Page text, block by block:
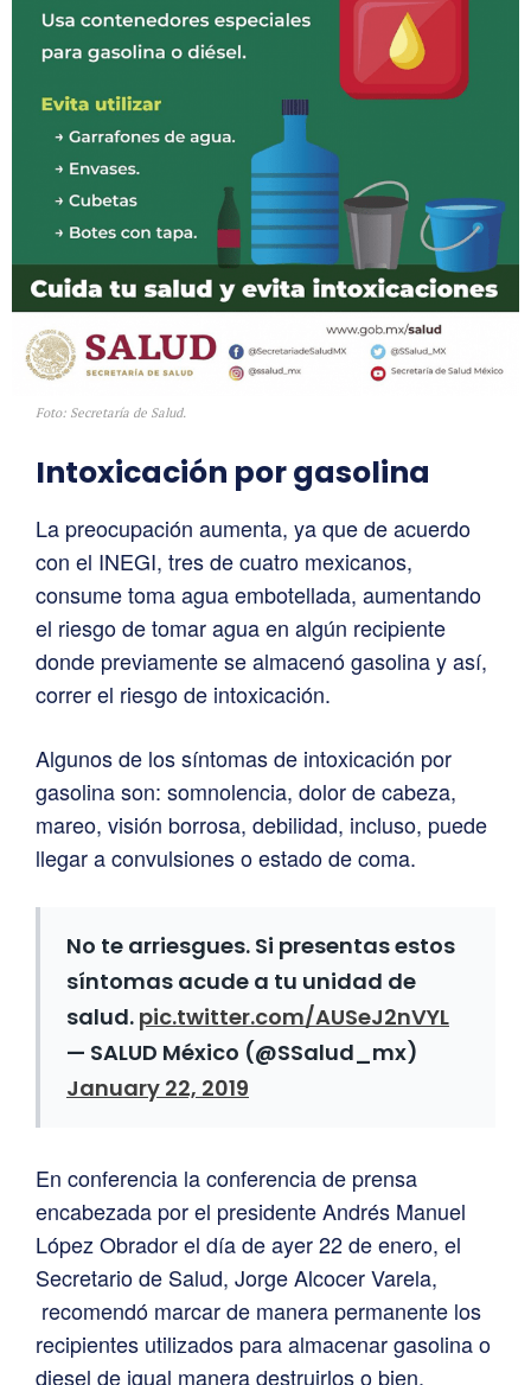
Foto: Secretaría de Salud.
Intoxicación por gasolina
La preocupación aumenta, ya que de acuerdo
con el INEGI, tres de cuatro mexicanos,
consume toma agua embotellada, aumentando
el riesgo de tomar agua en algún recipiente
donde previamente se almacenó gasolina y así,
correr el riesgo de intoxicación.
Algunos de los síntomas de intoxicación por
gasolina son: somnolencia, dolor de cabeza,
mareo, visión borrosa, debilidad, incluso, puede
llegar a convulsiones o estado de coma.
No te arriesgues. Si presentas estos
síntomas acude a tu unidad de
salud. pic.twitter.com/AUSeJ2nVYL
— SALUD México (@SSalud_mx)
January 22, 2019
En conferencia la conferencia de prensa
encabezada por el presidente Andrés Manuel
López Obrador el día de ayer 22 de enero, el
Secretario de Salud, Jorge Alcocer Varela,
recomendó marcar de manera permanente los
recipientes utilizados para almacenar gasolina o
diesel de igual manera destruirlos o bien,